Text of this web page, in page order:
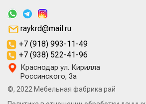
©, 2022 Мебельная фабрика рай
Краснодар ул. Кирилла
Россинского, 3а
+7 (918) 993-11-49
+7 (938) 522-41-96
raykrd@mail.ru